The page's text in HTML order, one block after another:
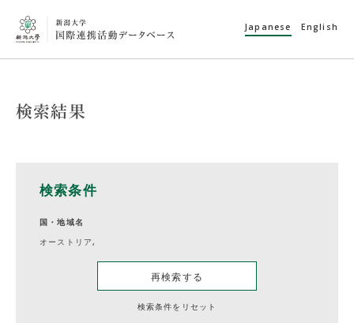
Japanese English
検索結果
検索条件
国・地域名
オーストリア,
再検索する
検索条件をリセット